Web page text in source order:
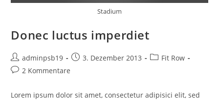
Stadium
Donec luctus imperdiet
Beitrags-
Autor:
adminpsb19
Beitrag3. Dezember 2013
Beitrags-
Fit Row
Beitrags-
2 Kommentare
Lorem ipsum dolor sit amet, consectetur adipisici elit, sed